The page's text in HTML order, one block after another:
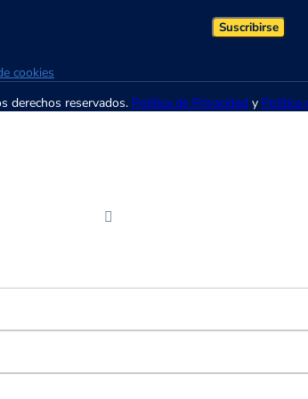
cookies
Suscribirse
derechos reservados. Política de Privacidad y Política